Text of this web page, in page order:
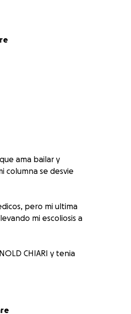
ama bailar y
columna se desvie
pero mi ultima
mi escoliosis a
CHIARI y tenia